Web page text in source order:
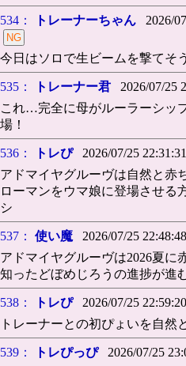
534： トレーナーちゃん 2026/
今日はソロで生ビームを撃てそ
535： トレーナー君 2026/07/25
これ…完全に母がルーラーシッ
場！
536： トレぴ2026/07/25 22:31:31
アドマイヤグルーヴは自然と赤
ローマンをウマ娘に登場させる
シ
537： 使い魔 2026/07/25 22:48:48
アドマイヤグルーヴは2026夏に
知ったどぼめじろうの進捗が進
538： トレぴ2026/07/25 22:59:20
トレーナーとの初ぴょいを自然
539： トレぴっぴ2026/07/25